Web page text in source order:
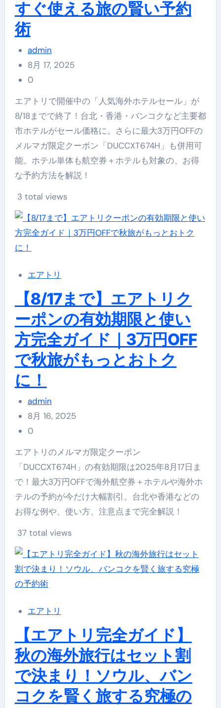
すぐ使える旅の賢い予約
術
admin
8月 17, 2025
0
エアトリで開催中の「人気海外ホテルセール」が
8/18までで終了！台北・香港・バンコクなど主要都
市ホテルがセール価格に。さらに最大3万円OFFの
メルマガ限定クーポン「DUCCXT674H」も併用可
能。ホテル単体も航空券＋ホテルも対象の、お得
な予約方法を解説！
3 total views
エアトリ
【8/17まで】エアトリク
ーポンの有効期限と使い
方完全ガイド｜3万円OFF
で秋旅がもっとおトク
に！
admin
8月 16, 2025
0
エアトリのメルマガ限定クーポン
「DUCCXT674H」の有効期限は2025年8月17日ま
で！最大3万円OFFで海外航空券＋ホテルや海外ホ
テルの予約が今だけ大幅割引。台北や香港などの
お得な例や、使い方、注意点まで完全解説！
37 total views
エアトリ
【エアトリ完全ガイド】
秋の海外旅行はセット割
で決まり！ソウル、バン
コクを賢く旅する究極の